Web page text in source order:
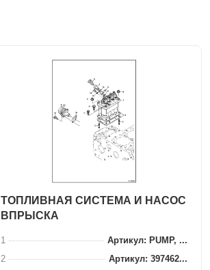
ТОПЛИВНАЯ СИСТЕМА И НАСОС
ВПРЫСКА
1
Артикул: PUMP, ...
2
Артикул: 397462...